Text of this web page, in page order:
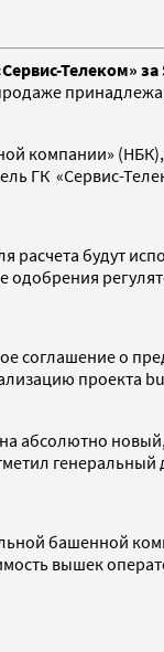
Телеком»
компании»
ГК «Сервис-
будут
соглашение о
абсолютно
башенной
вышек